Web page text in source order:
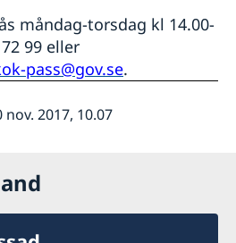
måndag-torsdag kl 14.00-
99 eller
pass@gov.se.
2017, 10.07